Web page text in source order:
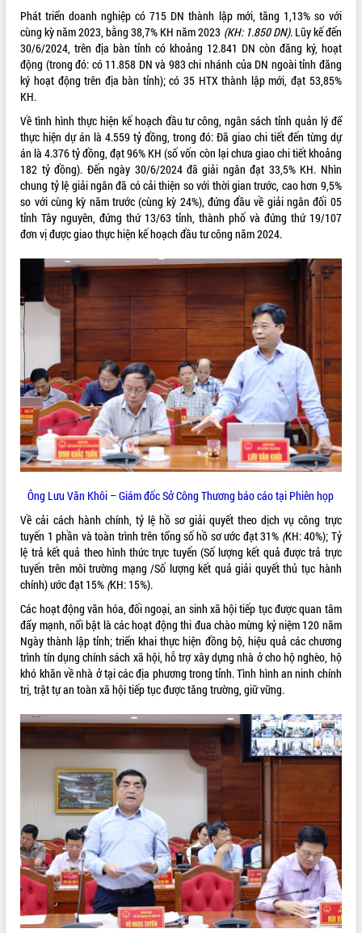
Phát triển doanh nghiệp có 715 DN thành lập mới, tăng 1,13% so với
cùng kỳ năm 2023, bằng 38,7% KH năm 2023 (KH: 1.850DN). Lũy kế đến
30/6/2024, trên địa bàn tỉnh có khoảng 12.841 DN còn đăng ký, hoạt
động (trong đó: có 11.858 DN và 983 chi nhánh của DN ngoài tỉnh đăng
ký hoạt động trên địa bàn tỉnh); có 35 HTX thành lập mới, đạt 53,85%
KH.
Về tình hình thực hiện kế hoạch đầu tư công, ngân sách tỉnh quản lý để
thực hiện dự án là 4.559 tỷ đồng, trong đó: Đã giao chi tiết đến từng dự
án là 4.376 tỷ đồng, đạt 96% KH (số vốn còn lại chưa giao chi tiết khoảng
182 tỷ đồng). Đến ngày 30/6/2024 đã giải ngân đạt 33,5% KH. Nhìn
chung tỷ lệ giải ngân đã có cải thiện so với thời gian trước, cao hơn 9,5%
so với cùng kỳ năm trước (cùng kỳ 24%), đứng đầu về giải ngân đối 05
tỉnh Tây nguyên, đứng thứ 13/63 tỉnh, thành phố và đứng thứ 19/107
đơn vị được giao thực hiện kế hoạch đầu tư công năm 2024.
Ông Lưu Văn Khôi – Giám đốc Sở Công Thương báo cáo tại Phiên họp
Về cải cách hành chính, tỷ lệ hồ sơ giải quyết theo dịch vụ công trực
tuyến 1 phần và toàn trình trên tổng số hồ sơ ước đạt 31% (KH: 40%); Tỷ
lệ trả kết quả theo hình thức trực tuyến (Số lượng kết quả được trả trực
tuyến trên môi trường mạng /Số lượng kết quả giải quyết thủ tục hành
chính) ước đạt 15% (KH: 15%).
Các hoạt động văn hóa, đối ngoại, an sinh xã hội tiếp tục được quan tâm
đẩy mạnh, nổi bật là các hoạt động thi đua chào mừng kỷ niệm 120 năm
Ngày thành lập tỉnh; triển khai thực hiện đồng bộ, hiệu quả các chương
trình tín dụng chính sách xã hội, hỗ trợ xây dựng nhà ở cho hộ nghèo, hộ
khó khăn về nhà ở tại các địa phương trong tỉnh. Tình hình an ninh chính
trị, trật tự an toàn xã hội tiếp tục được tăng trường, giữ vững.